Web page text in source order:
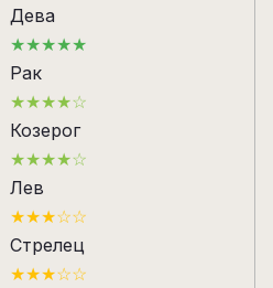
Дева
★★★★★
Рак
★★★★☆
Козерог
★★★★☆
Лев
★★★☆☆
Стрелец
★★★☆☆